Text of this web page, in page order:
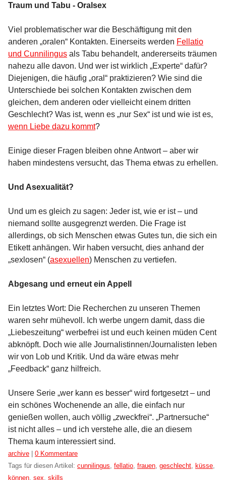
Traum und Tabu - Oralsex
Viel problematischer war die Beschäftigung mit den
anderen „oralen“ Kontakten. Einerseits werden Fellatio
und Cunnilingus als Tabu behandelt, andererseits träumen
nahezu alle davon. Und wer ist wirklich „Experte“ dafür?
Diejenigen, die häufig „oral“ praktizieren? Wie sind die
Unterschiede bei solchen Kontakten zwischen dem
gleichen, dem anderen oder vielleicht einem dritten
Geschlecht? Was ist, wenn es „nur Sex“ ist und wie ist es,
wenn Liebe dazu kommt?
Einige dieser Fragen bleiben ohne Antwort – aber wir
haben mindestens versucht, das Thema etwas zu erhellen.
Und Asexualität?
Und um es gleich zu sagen: Jeder ist, wie er ist – und
niemand sollte ausgegrenzt werden. Die Frage ist
allerdings, ob sich Menschen etwas Gutes tun, die sich ein
Etikett anhängen. Wir haben versucht, dies anhand der
„sexlosen“ (asexuellen) Menschen zu vertiefen.
Abgesang und erneut ein Appell
Ein letztes Wort: Die Recherchen zu unseren Themen
waren sehr mühevoll. Ich werbe ungern damit, dass die
„Liebeszeitung“ werbefrei ist und euch keinen müden Cent
abknöpft. Doch wie alle Journalistinnen/Journalisten leben
wir von Lob und Kritik. Und da wäre etwas mehr
„Feedback“ ganz hilfreich.
Unsere Serie „wer kann es besser“ wird fortgesetzt – und
ein schönes Wochenende an alle, die einfach nur
genießen wollen, auch völlig „zweckfrei“. „Partnersuche“
ist nicht alles – und ich verstehe alle, die an diesem
Thema kaum interessiert sind.
Kategorien:
archive
0 Kommentare
Tags für diesen Artikel: cunnilingus fellatio frauen geschlecht küsse
können sex skills